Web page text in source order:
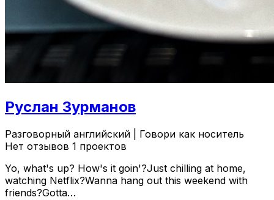
Руслан Зурманов
Разговорный английский | Говори как носитель
Нет отзывов 1 проектов
Yo, what's up? How's it goin'?Just chilling at home,
watching Netflix?Wanna hang out this weekend with
friends?Gotta…